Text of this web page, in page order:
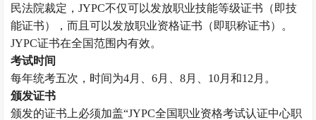
民法院裁定，JYPC不仅可以发放职业技能等级证书（即技
能证书），而且可以发放职业资格证书（即职称证书）。
JYPC证书在全国范围内有效。
考试时间
每年统考五次，时间为4月、6月、8月、 10月和12 月。
颁发证书
颁发的证书上必须加盖“JYPC全国职业资格考试认证中心职